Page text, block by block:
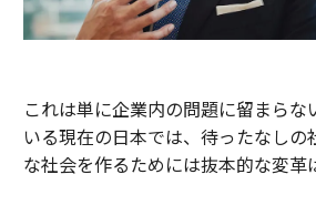
これは単に企業内の問題に留まらな
いる現在の日本では、待ったなし
な社会を作るためには抜本的な変革